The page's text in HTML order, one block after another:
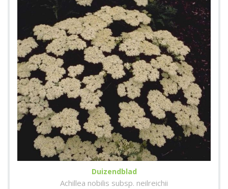
Duizendblad
Achillea nobilis subsp. neilreichii